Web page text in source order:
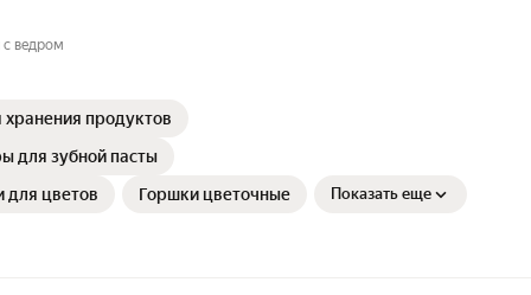
ведром
хранения продуктов
для зубной пасты
для цветов Горшки цветочные Показать еще